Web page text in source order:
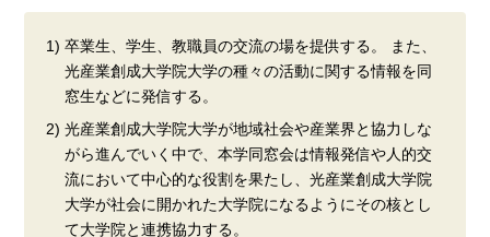
1) 卒業生、学生、教職員の交流の場を提供する。 また、
光産業創成大学院大学の種々の活動に関する情報を同
窓生などに発信する。
2) 光産業創成大学院大学が地域社会や産業界と協力しな
がら進んでいく中で、本学同窓会は情報発信や人的交
流において中心的な役割を果たし、光産業創成大学院
大学が社会に開かれた大学院になるようにその核とし
て大学院と連携協力する。